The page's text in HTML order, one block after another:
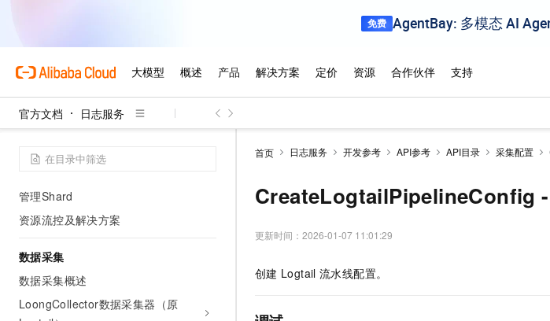
官方文档 日志服务
产品计费
资源管理
基础资源使用限制
管理Shard
资源流控及解决方案
数据采集
数据采集概述
LoongCollector数据采集器（原
首页 日志服务 开发参考 API参考 API目录 采集配置
CreateLogtailPipelineConfig
更新时间： 2026-01-07 11:01:29
创建 Logtail 流水线配置。